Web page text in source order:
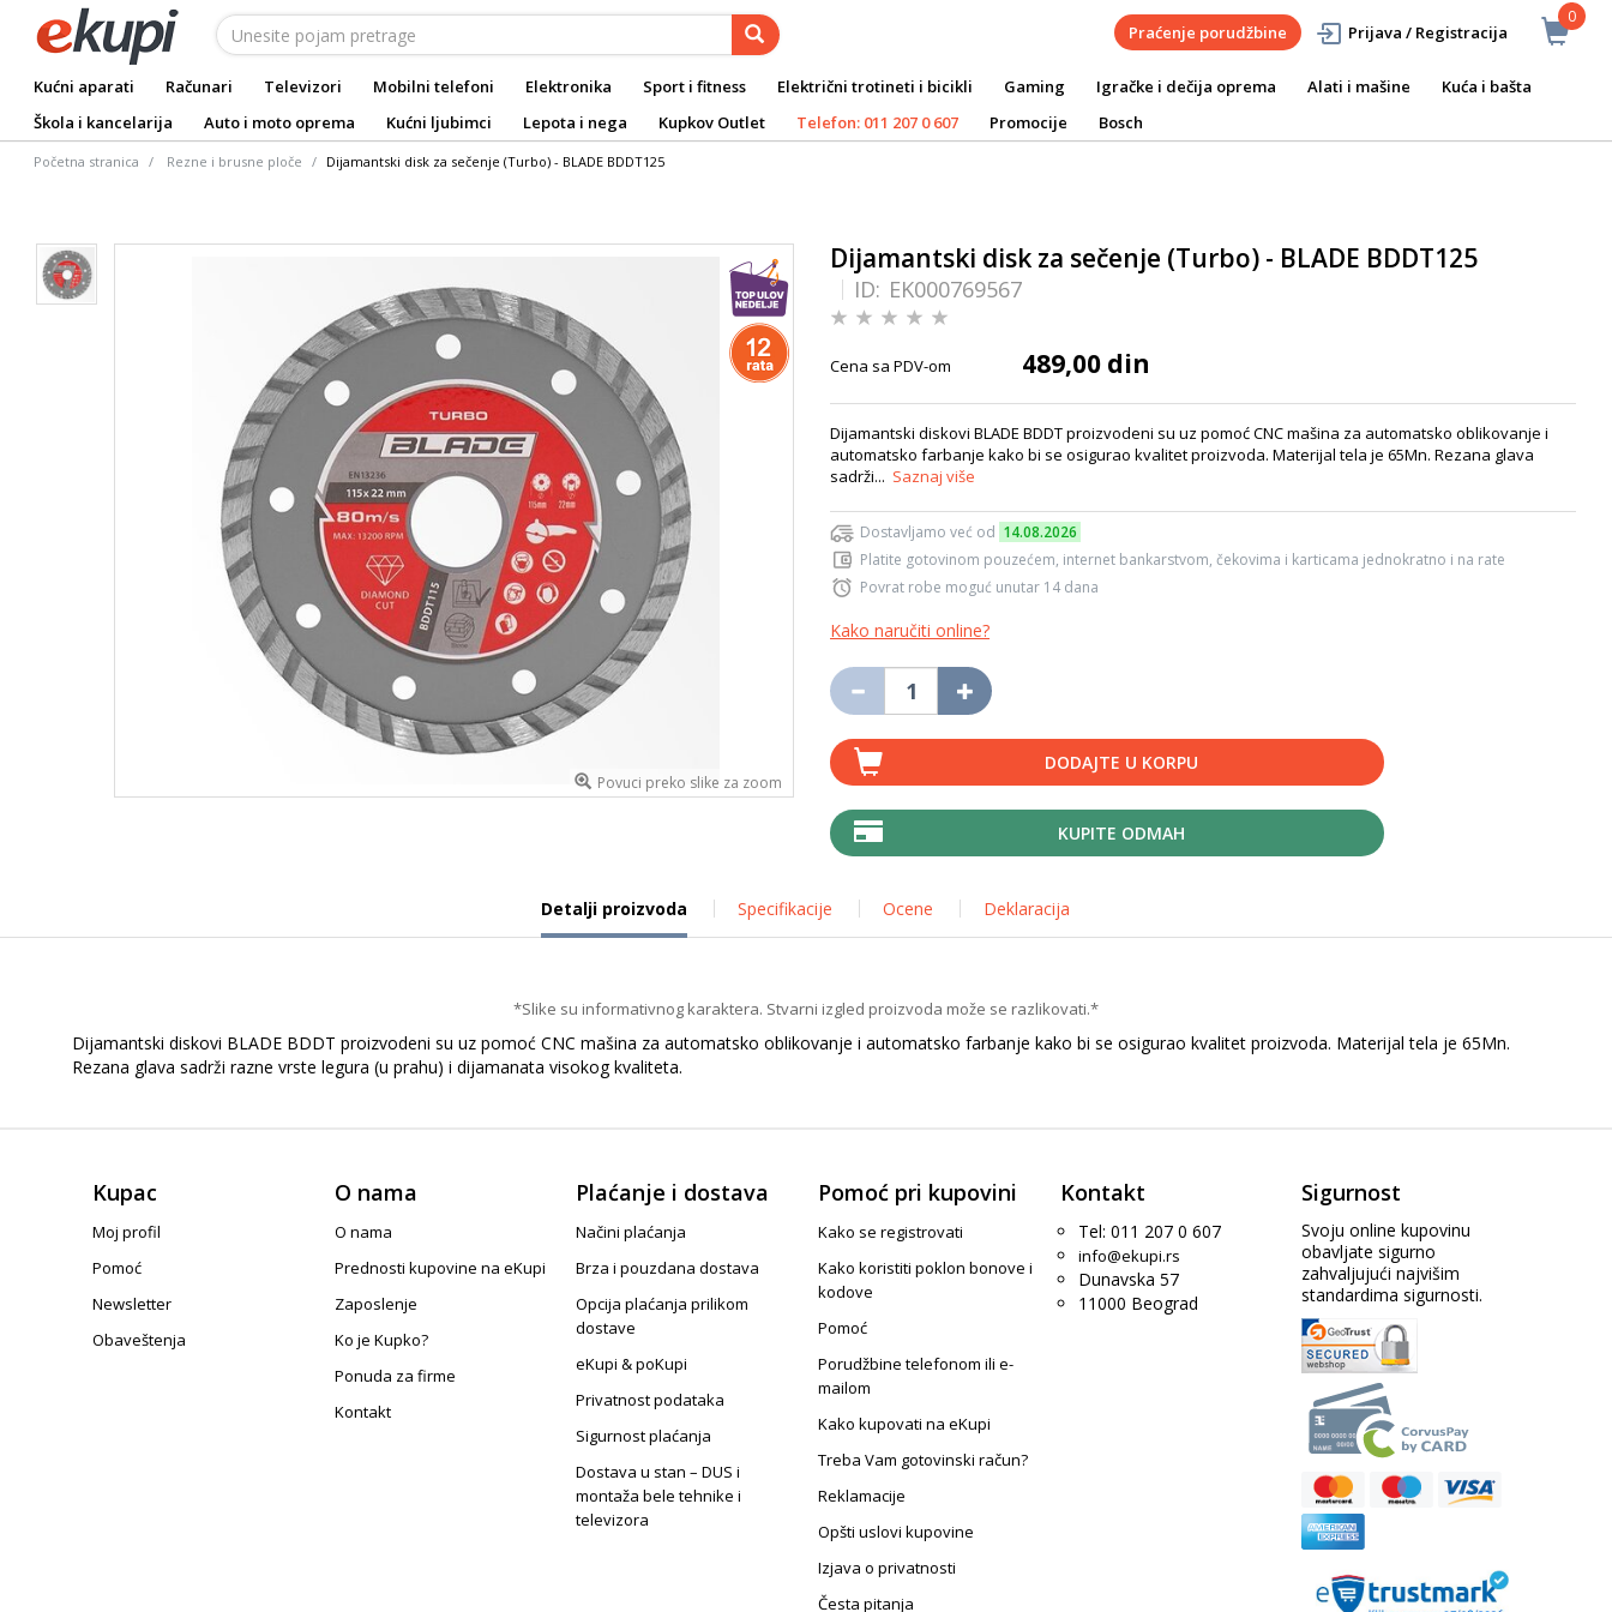
0
Praćenje porudžbine Prijava / Registracija
Kućni aparati Računari Televizori Mobilni telefoni Elektronika Sport i fitness Električni trotineti i bicikli Gaming Igračke i dečija oprema Alati i mašine
Kuća i bašta
Škola i kancelarija
Auto i moto oprema Kućni ljubimci Lepota i nega Kupkov Outlet Telefon: 011 207 0 607 Promocije Bosch
Početna stranica Rezne i brusne ploče Dijamantski disk za sečenje (Turbo) - BLADE BDDT125
Povuci preko slike za zoom
Dijamantski disk za sečenje (Turbo) - BLADE BDDT125
ID: EK000769567
Cena sa PDV-om 489,00 din
Dijamantski diskovi BLADE BDDT proizvodeni su uz pomoć CNC mašina za automatsko oblikovanje i
automatsko farbanje kako bi se osigurao kvalitet proizvoda. Materijal tela je 65Mn. Rezana glava
sadrži... Saznaj više
Dostavljamo već od 14.08.2026
Platite gotovinom pouzećem, internet bankarstvom, čekovima i karticama jednokratno i na rate
Povrat robe moguć unutar 14 dana
Kako naručiti online?
DODAJTE U KORPU
KUPITE ODMAH
Detalji proizvoda Specifikacije Ocene Deklaracija
*Slike su informativnog karaktera. Stvarni izgled proizvoda može se razlikovati.*
Dijamantski diskovi BLADE BDDT proizvodeni su uz pomoć CNC mašina za automatsko oblikovanje i automatsko farbanje kako bi se osigurao kvalitet proizvoda. Materijal tela je 65Mn.
Rezana glava sadrži razne vrste legura (u prahu) i dijamanata visokog kvaliteta.
Kupac
Moj profil
Pomoć
Newsletter
Obaveštenja
O nama
O nama
Prednosti kupovine na eKupi
Zaposlenje
Ko je Kupko?
Ponuda za firme
Kontakt
Plaćanje i dostava
Načini plaćanja
Brza i pouzdana dostava
Opcija plaćanja prilikom
dostave
eKupi & poKupi
Privatnost podataka
Sigurnost plaćanja
Dostava u stan – DUS i
montaža bele tehnike i
televizora
Pomoć pri kupovini
Kako se registrovati
Kako koristiti poklon bonove i
kodove
Pomoć
Porudžbine telefonom ili e-
mailom
Kako kupovati na eKupi
Treba Vam gotovinski račun?
Reklamacije
Opšti uslovi kupovine
Izjava o privatnosti
Česta pitanja
Kontakt
Tel: 011 207 0 607
info@ekupi.rs
Dunavska 57
11000 Beograd
Sigurnost
Svoju online kupovinu
obavljate sigurno
zahvaljujući najvišim
standardima sigurnosti.